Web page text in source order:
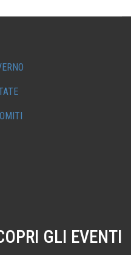
GLI EVENTI